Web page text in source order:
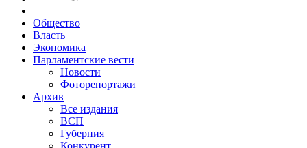
Общество
Власть
Экономика
Парламентские вести
Новости
Фоторепортажи
Архив
Все издания
ВСП
Губерния
Конкурент